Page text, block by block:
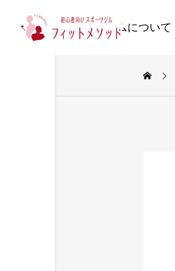
当ジムについて